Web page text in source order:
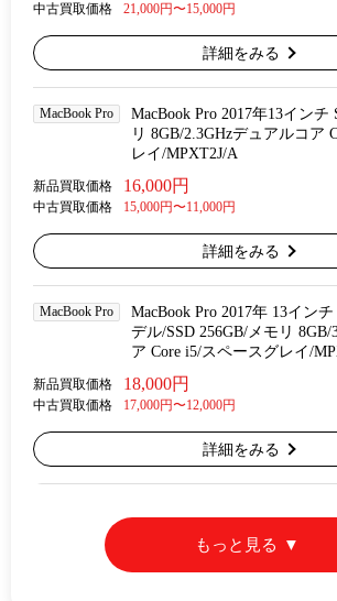
中古買取価格 21,000円〜15,000円
詳細をみる
MacBook Pro
MacBook Pro 2017年13インチ
リ 8GB/2.3GHzデュアルコア
レイ/MPXT2J/A
新品買取価格 16,000円
中古買取価格 15,000円〜11,000円
詳細をみる
MacBook Pro
MacBook Pro 2017年 13イン
デル/SSD 256GB/メモリ 8GB/
ア Core i5/スペースグレイ/
新品買取価格 18,000円
中古買取価格 17,000円〜12,000円
詳細をみる
もっと見る